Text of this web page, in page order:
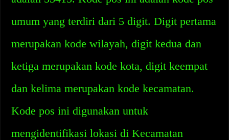
umum yang terdiri dari 5 digit. Digit pertama
merupakan kode wilayah, digit kedua dan
ketiga merupakan kode kota, digit keempat
dan kelima merupakan kode kecamatan.
Kode pos ini digunakan untuk
mengidentifikasi lokasi di Kecamatan